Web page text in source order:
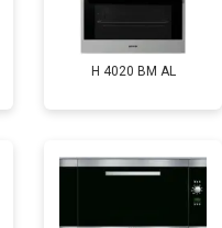
H 4020 BM AL